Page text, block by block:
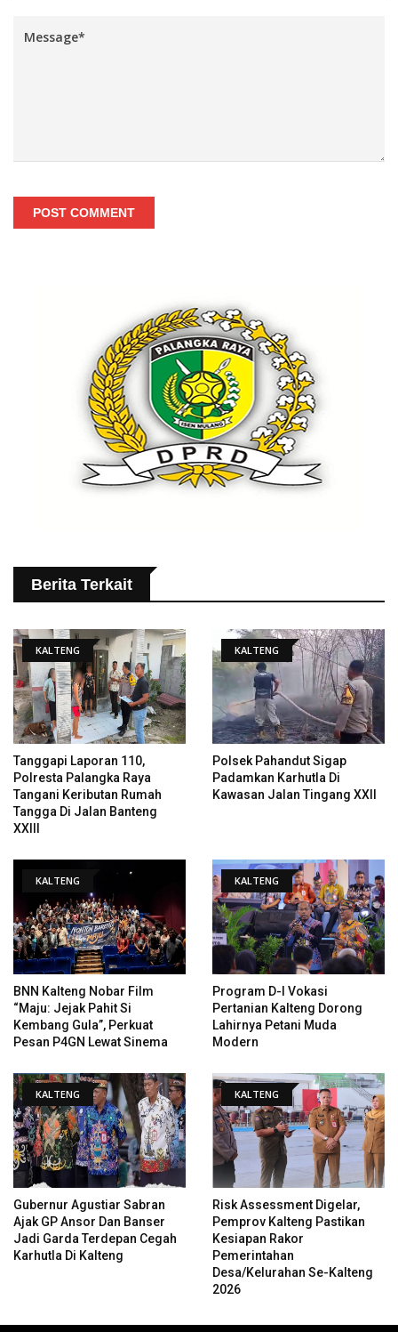
POST COMMENT
Berita Terkait
KALTENG
Tanggapi Laporan 110,
Polresta Palangka Raya
Tangani Keributan Rumah
Tangga Di Jalan Banteng
XXIII
KALTENG
Polsek Pahandut Sigap
Padamkan Karhutla Di
Kawasan Jalan Tingang XXII
KALTENG
BNN Kalteng Nobar Film
“Maju: Jejak Pahit Si
Kembang Gula”, Perkuat
Pesan P4GN Lewat Sinema
KALTENG
Program D-I Vokasi
Pertanian Kalteng Dorong
Lahirnya Petani Muda
Modern
KALTENG
Gubernur Agustiar Sabran
Ajak GP Ansor Dan Banser
Jadi Garda Terdepan Cegah
Karhutla Di Kalteng
KALTENG
Risk Assessment Digelar,
Pemprov Kalteng Pastikan
Kesiapan Rakor
Pemerintahan
Desa/Kelurahan Se-Kalteng
2026